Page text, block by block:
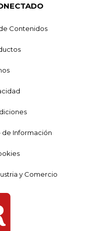
Contenidos
de Información
y Comercio